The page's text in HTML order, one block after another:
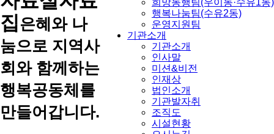
희망동행팀(우이동·수유1동)
행복나눔팀(수유2동)
운영지원팀
기관소개
기관소개
인사말
미션&비전
인재상
법인소개
기관발자취
조직도
시설현황
집은혜와 나
눔으로 지역사
회와 함께하는
행복공동체를
만들어갑니다.